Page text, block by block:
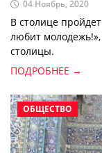
04 Ноябрь, 2020
В столице
любит
столицы.
ПОДРОБНЕЕ →
ОБЩЕСТВО